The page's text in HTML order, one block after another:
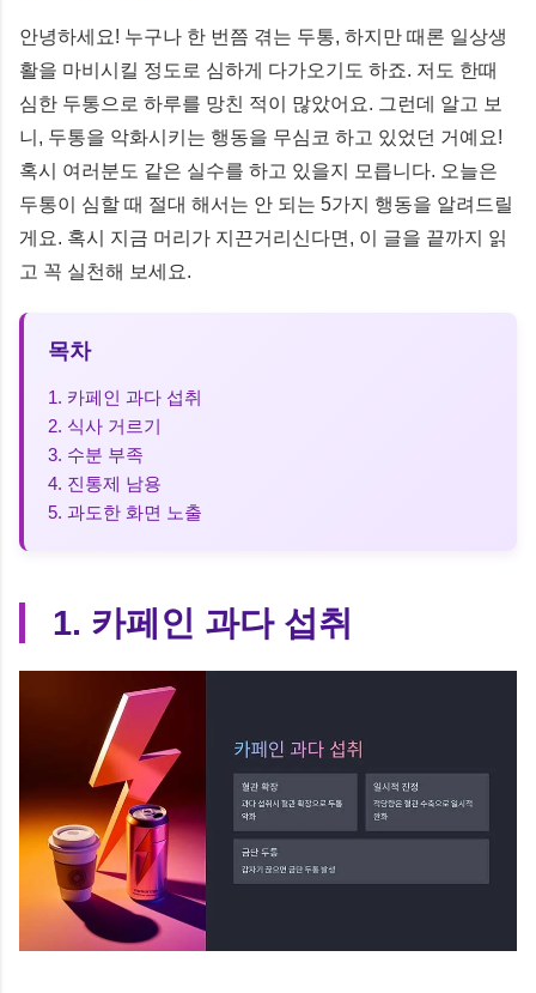
안녕하세요! 누구나 한 번쯤 겪는 두통, 하지만 때론 일상생
활을 마비시킬 정도로 심하게 다가오기도 하죠. 저도 한때
심한 두통으로 하루를 망친 적이 많았어요. 그런데 알고 보
니, 두통을 악화시키는 행동을 무심코 하고 있었던 거예요!
혹시 여러분도 같은 실수를 하고 있을지 모릅니다. 오늘은
두통이 심할 때 절대 해서는 안 되는 5가지 행동을 알려드릴
게요. 혹시 지금 머리가 지끈거리신다면, 이 글을 끝까지 읽
고 꼭 실천해 보세요.
목차
1. 카페인 과다 섭취
2. 식사 거르기
3. 수분 부족
4. 진통제 남용
5. 과도한 화면 노출
1. 카페인 과다 섭취